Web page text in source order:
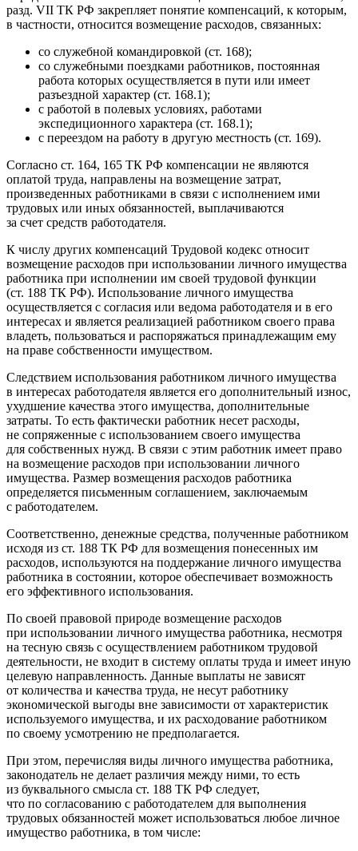
разд. VII ТК РФ закрепляет понятие компенсаций, к которым,
в частности, относится возмещение расходов, связанных:
со служебной командировкой (ст. 168);
со служебными поездками работников, постоянная
работа которых осуществляется в пути или имеет
разъездной характер (ст. 168.1);
с работой в полевых условиях, работами
экспедиционного характера (ст. 168.1);
с переездом на работу в другую местность (ст. 169).
Согласно ст. 164, 165 ТК РФ компенсации не являются
оплатой труда, направлены на возмещение затрат,
произведенных работниками в связи с исполнением ими
трудовых или иных обязанностей, выплачиваются
за счет средств работодателя.
К числу других компенсаций Трудовой кодекс относит
возмещение расходов при использовании личного имущества
работника при исполнении им своей трудовой функции
(ст. 188 ТК РФ). Использование личного имущества
осуществляется с согласия или ведома работодателя и в его
интересах и является реализацией работником своего права
владеть, пользоваться и распоряжаться принадлежащим ему
на праве собственности имуществом.
Следствием использования работником личного имущества
в интересах работодателя является его дополнительный износ,
ухудшение качества этого имущества, дополнительные
затраты. То есть фактически работник несет расходы,
не сопряженные с использованием своего имущества
для собственных нужд. В связи с этим работник имеет право
на возмещение расходов при использовании личного
имущества. Размер возмещения расходов работника
определяется письменным соглашением, заключаемым
с работодателем.
Соответственно, денежные средства, полученные работником
исходя из ст. 188 ТК РФ для возмещения понесенных им
расходов, используются на поддержание личного имущества
работника в состоянии, которое обеспечивает возможность
его эффективного использования.
По своей правовой природе возмещение расходов
при использовании личного имущества работника, несмотря
на тесную связь с осуществлением работником трудовой
деятельности, не входит в систему оплаты труда и имеет иную
целевую направленность. Данные выплаты не зависят
от количества и качества труда, не несут работнику
экономической выгоды вне зависимости от характеристик
используемого имущества, и их расходование работником
по своему усмотрению не предполагается.
При этом, перечисляя виды личного имущества работника,
законодатель не делает различия между ними, то есть
из буквального смысла ст. 188 ТК РФ следует,
что по согласованию с работодателем для выполнения
трудовых обязанностей может использоваться любое личное
имущество работника, в том числе: